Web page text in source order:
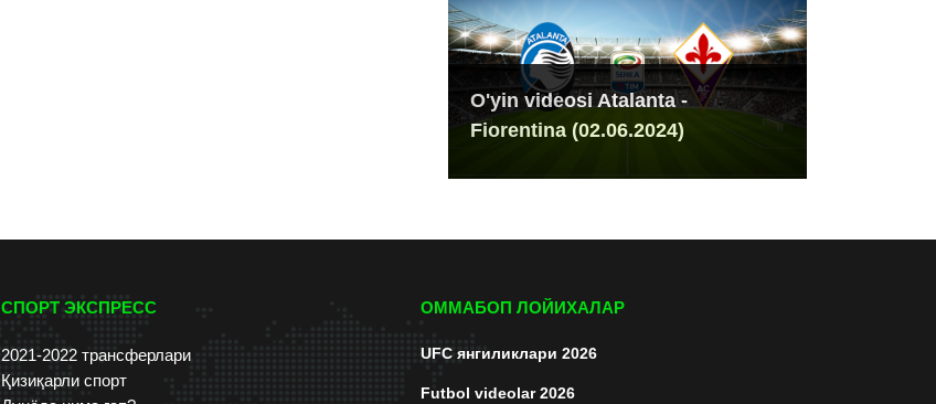
O'yin videosi Atalanta -
Fiorentina (02.06.2024)
СПОРТ ЭКСПРЕСС
2021-2022 трансферлари
Қизиқарли спорт
ОММАБОП ЛОЙИХАЛАР
UFC янгиликлари 2026
Futbol videolar 2026